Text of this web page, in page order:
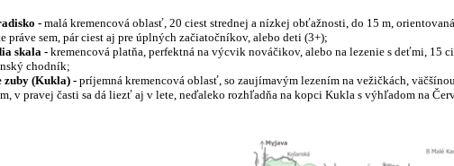
-malá kremencová oblasť, 20 ciest strednej a nízkej obťažnosti, do 15 m,
práve sem, pár ciest aj pre úplných začiatočníkov, alebo deti (3+);
skala -kremencová platňa, perfektná na výcvik nováčikov, alebo na lezenie s deťmi, 15
chodník;
zuby (Kukla) - príjemná kremencová oblasť, so zaujímavým lezením na vežičkách,
v pravej časti sa dá liezť aj v lete, neďaleko rozhľadňa na kopci Kukla s výhľadom na